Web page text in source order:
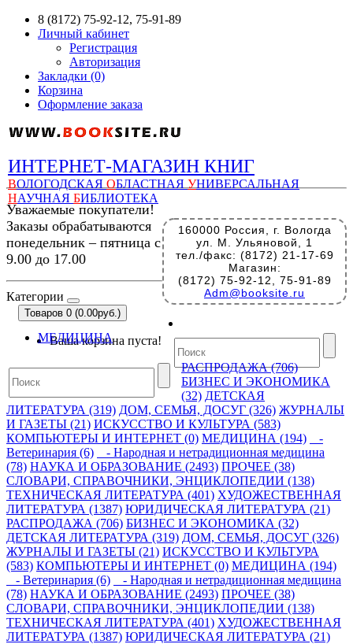
8 (8172) 75-92-12, 75-91-89
Личный кабинет
Регистрация
Авторизация
Закладки (0)
Корзина
Оформление заказа
ИНТЕРНЕТ-МАГАЗИН КНИГ
ВОЛОГОДСКАЯ ОБЛАСТНАЯ УНИВЕРСАЛЬНАЯ
НАУЧНАЯ БИБЛИОТЕКА
160000 Россия, г. Вологда
ул. М. Ульяновой, 1
тел./факс: (8172) 21-17-69
Магазин:
(8172) 75-92-12, 75-91-89
Adm@booksite.ru
Уважаемые покупатели!
Заказы обрабатываются
понедельник – пятница с
9.00 до 17.00
Категории
Товаров 0 (0.00руб.)
Ваша корзина пуста!
МЕДИЦИНА
РАСПРОДАЖА (706)
БИЗНЕС И ЭКОНОМИКА
(32) ДЕТСКАЯ
ЛИТЕРАТУРА (319) ДОМ, СЕМЬЯ, ДОСУГ (326) ЖУРНАЛЫ
И ГАЗЕТЫ (21) ИСКУССТВО И КУЛЬТУРА (583)
КОМПЬЮТЕРЫ И ИНТЕРНЕТ (0) МЕДИЦИНА (194)
-
Ветеринария (6)
- Народная и нетрадиционная медицина
(78) НАУКА И ОБРАЗОВАНИЕ (2493) ПРОЧЕЕ (38)
СЛОВАРИ, СПРАВОЧНИКИ, ЭНЦИКЛОПЕДИИ (138)
ТЕХНИЧЕСКАЯ ЛИТЕРАТУРА (401) ХУДОЖЕСТВЕННАЯ
ЛИТЕРАТУРА (1387) ЮРИДИЧЕСКАЯ ЛИТЕРАТУРА (21)
РАСПРОДАЖА (706) БИЗНЕС И ЭКОНОМИКА (32)
ДЕТСКАЯ ЛИТЕРАТУРА (319) ДОМ, СЕМЬЯ, ДОСУГ (326)
ЖУРНАЛЫ И ГАЗЕТЫ (21) ИСКУССТВО И КУЛЬТУРА
(583) КОМПЬЮТЕРЫ И ИНТЕРНЕТ (0) МЕДИЦИНА (194)
- Ветеринария (6)
- Народная и нетрадиционная медицина
(78) НАУКА И ОБРАЗОВАНИЕ (2493) ПРОЧЕЕ (38)
СЛОВАРИ, СПРАВОЧНИКИ, ЭНЦИКЛОПЕДИИ (138)
ТЕХНИЧЕСКАЯ ЛИТЕРАТУРА (401) ХУДОЖЕСТВЕННАЯ
ЛИТЕРАТУРА (1387) ЮРИДИЧЕСКАЯ ЛИТЕРАТУРА (21)